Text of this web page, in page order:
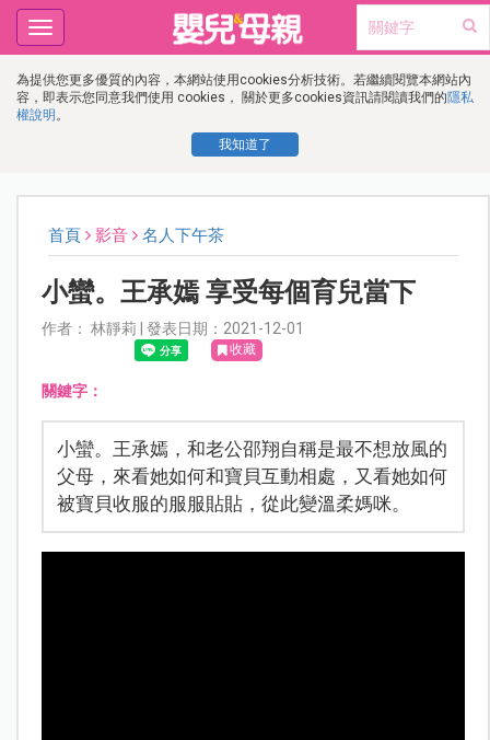
為提供您更多優質的內容，本網站使用cookies分析技術。若繼續閱覽本網站內
容，即表示您同意我們使用 cookies， 關於更多cookies資訊請閱讀我們的隱私
權說明 。
我知道了
Toggle
navigation
首頁 影音 名人下午茶
小蠻。王承嫣 享受每個育兒當下
作者： 林靜莉 | 發表日期：2021-12-01
收藏
關鍵字：
小蠻。王承嫣，和老公邵翔自稱是最不想放風的
父母，來看她如何和寶貝互動相處，又看她如何
被寶貝收服的服服貼貼，從此變溫柔媽咪。